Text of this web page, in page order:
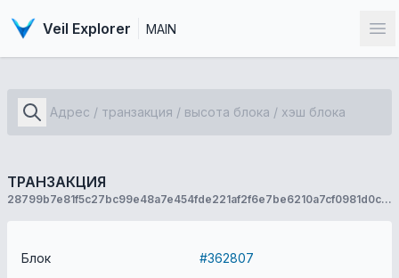
Veil Explorer MAIN
ТРАНЗАКЦИЯ
28799b7e81f5c27bc99e48a7e454fde221af2f6e7be6210a7cf0981d0ccaf2d4
Блок #362807